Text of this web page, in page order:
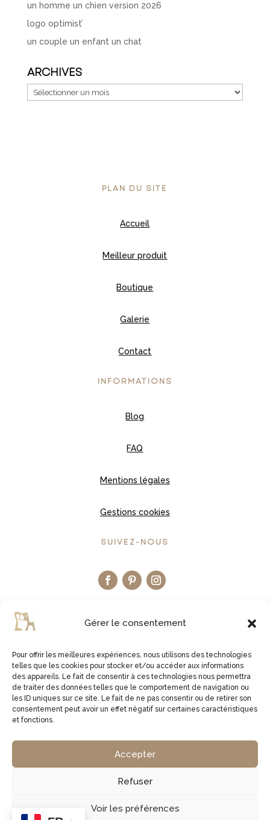
Gérer le consentement
Pour offrir les meilleures expériences, nous utilisons des technologies
telles que les cookies pour stocker et/ou accéder aux informations
des appareils. Le fait de consentir à ces technologies nous permettra
de traiter des données telles que le comportement de navigation ou
les ID uniques sur ce site. Le fait de ne pas consentir ou de retirer son
consentement peut avoir un effet négatif sur certaines caractéristiques
et fonctions.
Accepter
Refuser
Voir les préférences
un homme un chien version 2026
logo optimist’
un couple un enfant un chat
ARCHIVES
Archives
PLAN DU SITE
Accueil
Meilleur produit
Boutique
Galerie
Contact
INFORMATIONS
Blog
FAQ
Mentions légales
Gestions cookies
SUIVEZ-NOUS
LA BOUTIQUE ETSY
JE VISITE LA BOUTIQUE
829761378 00027 | APE 1629Z